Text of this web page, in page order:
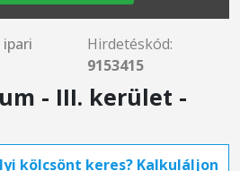
ipari
Hirdetéskód:
9153415
- III. kerület -
kölcsönt keres? Kalkuláljon